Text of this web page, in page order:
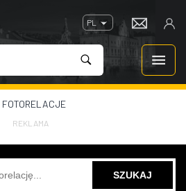
PL
FOTORELACJE
REKLAMA